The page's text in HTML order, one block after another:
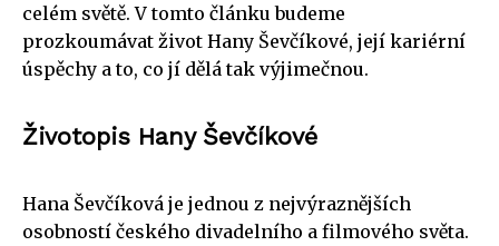
celém světě. V tomto článku budeme
prozkoumávat život Hany Ševčíkové, její kariérní
úspěchy a to, co jí dělá tak výjimečnou.
Životopis Hany Ševčíkové
Hana Ševčíková je jednou z nejvýraznějších
osobností českého divadelního a filmového světa.